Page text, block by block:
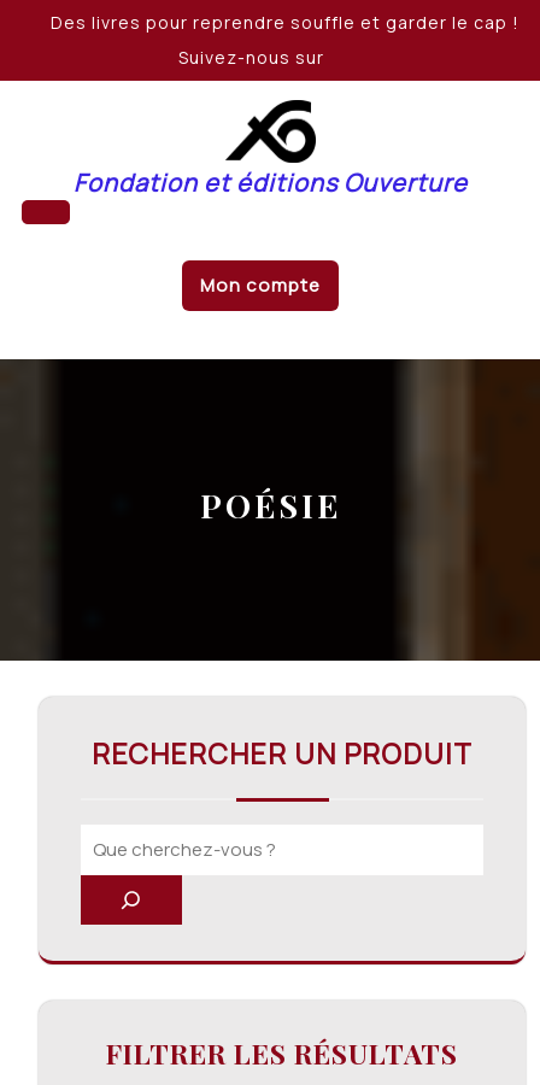
Des livres pour reprendre souffle et garder le cap !
Suivez-nous sur
Fondation et éditions Ouverture
Mon compte
POÉSIE
RECHERCHER UN PRODUIT
FILTRER LES RÉSULTATS